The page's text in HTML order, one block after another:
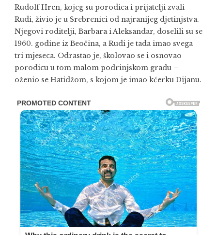
Rudolf Hren, kojeg su porodica i prijatelji zvali
Rudi, živio je u Srebrenici od najranijeg djetinjstva.
Njegovi roditelji, Barbara i Aleksandar, doselili su se
1960. godine iz Beočina, a Rudi je tada imao svega
tri mjeseca. Odrastao je, školovao se i osnovao
porodicu u tom malom podrinjskom gradu –
oženio se Hatidžom, s kojom je imao kćerku Dijanu.